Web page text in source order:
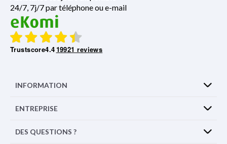
24/7, 7j/7 par téléphone ou e-mail
Trustscore4.419921 reviews
INFORMATION
ENTREPRISE
DES QUESTIONS ?